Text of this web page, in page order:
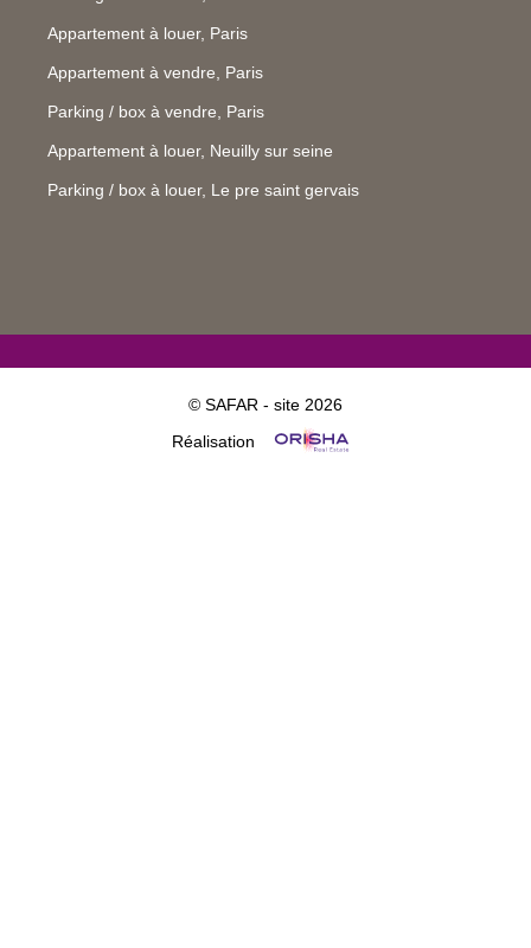
Appartement à louer, Paris
Appartement à vendre, Paris
Parking / box à vendre, Paris
Appartement à louer, Neuilly sur seine
Parking / box à louer, Le pre saint gervais
© SAFAR - site 2026
Réalisation